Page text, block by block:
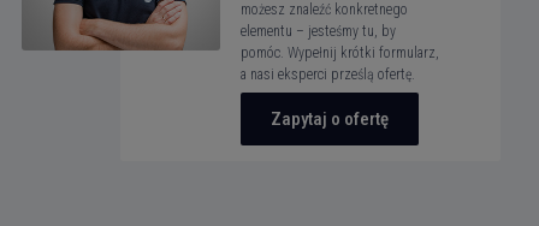
możesz znaleźć konkretnego
elementu – jesteśmy tu, by
pomóc. Wypełnij krótki formularz,
a nasi eksperci prześlą ofertę.
Zapytaj o ofertę